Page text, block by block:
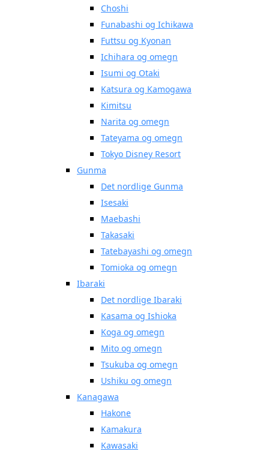
Choshi
Funabashi og Ichikawa
Futtsu og Kyonan
Ichihara og omegn
Isumi og Otaki
Katsura og Kamogawa
Kimitsu
Narita og omegn
Tateyama og omegn
Tokyo Disney Resort
Gunma
Det nordlige Gunma
Isesaki
Maebashi
Takasaki
Tatebayashi og omegn
Tomioka og omegn
Ibaraki
Det nordlige Ibaraki
Kasama og Ishioka
Koga og omegn
Mito og omegn
Tsukuba og omegn
Ushiku og omegn
Kanagawa
Hakone
Kamakura
Kawasaki